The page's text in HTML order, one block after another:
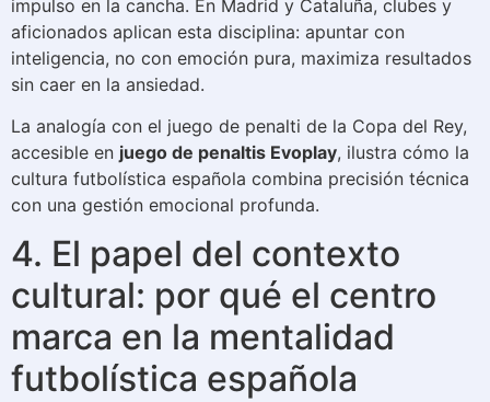
impulso en la cancha. En Madrid y Cataluña, clubes y
aficionados aplican esta disciplina: apuntar con
inteligencia, no con emoción pura, maximiza resultados
sin caer en la ansiedad.
La analogía con el juego de penalti de la Copa del Rey,
accesible en juego de penaltis Evoplay, ilustra cómo la
cultura futbolística española combina precisión técnica
con una gestión emocional profunda.
4. El papel del contexto
cultural: por qué el centro
marca en la mentalidad
futbolística española